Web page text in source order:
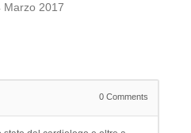
Marzo 2017
0 Comments